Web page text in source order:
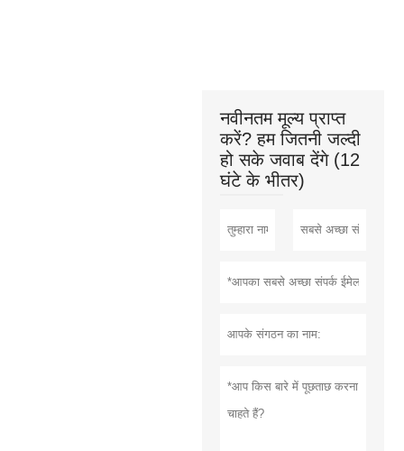
नवीनतम मूल्य प्राप्त
करें? हम जितनी जल्दी
हो सके जवाब देंगे (12
घंटे के भीतर)